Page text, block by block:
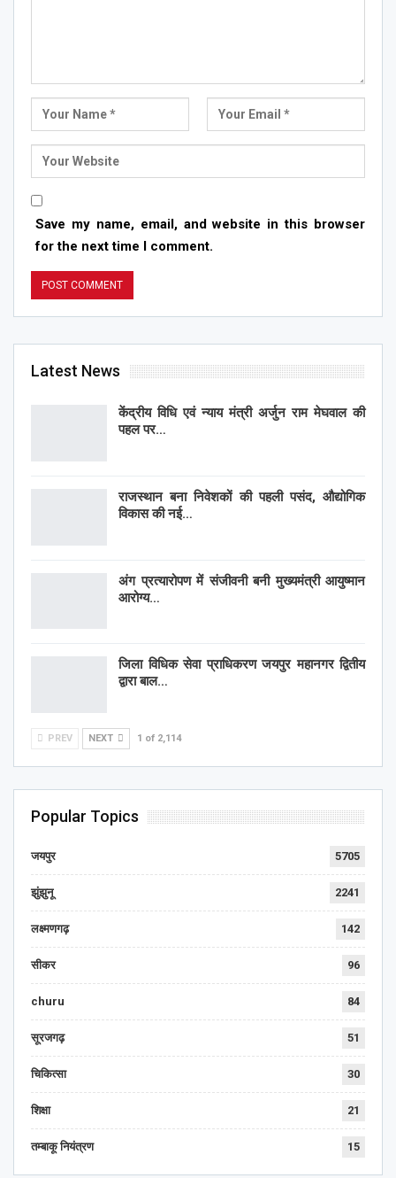
Save my name, email, and website in this browser
for the next time I comment.
Latest News
केंद्रीय विधि एवं न्याय मंत्री अर्जुन राम मेघवाल की
पहल पर…
राजस्थान बना निवेशकों की पहली पसंद, औद्योगिक
विकास की नई…
अंग प्रत्यारोपण में संजीवनी बनी मुख्यमंत्री आयुष्मान
आरोग्य…
जिला विधिक सेवा प्राधिकरण जयपुर महानगर द्वितीय
द्वारा बाल…
PREV NEXT 1 of 2,114
Popular Topics
जयपुर 5705
झुंझुनू 2241
लक्ष्मणगढ़ 142
सीकर 96
churu 84
सूरजगढ़ 51
चिकित्सा 30
शिक्षा 21
तम्बाकू नियंत्रण 15